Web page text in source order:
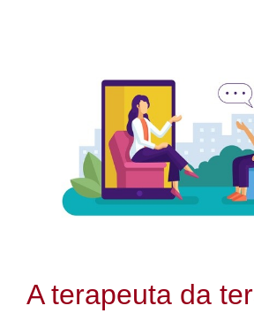
A terapeuta da